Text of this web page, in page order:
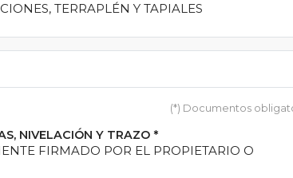
TERRAPLÉN Y TAPIALES
(*) Documentos
NIVELACIÓN Y TRAZO *
FIRMADO POR EL PROPIETARIO O